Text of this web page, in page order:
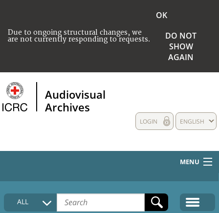
Due to ongoing structural changes, we
are not currently responding to requests.
OK
DO NOT
SHOW
AGAIN
Audiovisual
Archives
ENGLISH
LOGIN
MENU
HOME
COLLECTIONS DESCRIPTION
ALL